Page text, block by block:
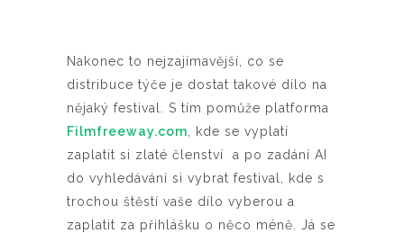
Nakonec to nejzajímavější, co se
distribuce týče je dostat takové dílo na
nějaký festival. S tím pomůže platforma
Filmfreeway.com , kde se vyplatí
zaplatit si zlaté členství a po zadání AI
do vyhledávání si vybrat festival, kde s
trochou štěstí vaše dílo vyberou a
zaplatit za přihlášku o něco méně. Já se